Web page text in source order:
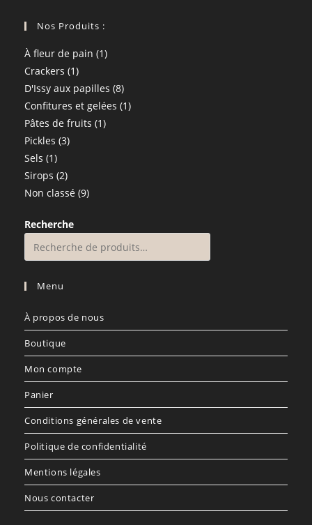
dans
nouvel
onglet
dans
nouvel
onglet
Nos Produits :
À fleur de pain 11
Crackers 11
produit
D'Issy aux papilles 88
produits
Confitures et gelées 11
Pâtes de fruits 11
Pickles 33
Sels 11
produit
Sirops 22
produits
Non classé 99
Recherche
Menu
À propos de nous
Boutique
Mon compte
Panier
Conditions générales de vente
Politique de confidentialité
Mentions légales
Nous contacter